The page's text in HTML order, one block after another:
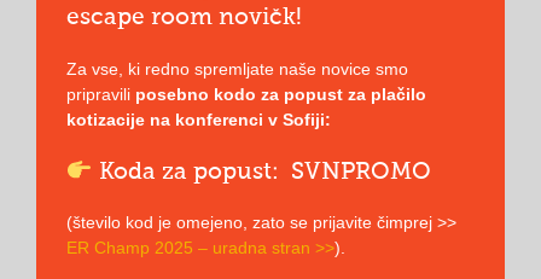
escape room novičk!
Za vse, ki redno spremljate naše novice smo
pripravili posebno kodo za popust za plačilo
kotizacije na konferenci v Sofiji:
Koda za popust: SVNPROMO
(število kod je omejeno, zato se prijavite čimprej >>
ER Champ 2025 – uradna stran >>).